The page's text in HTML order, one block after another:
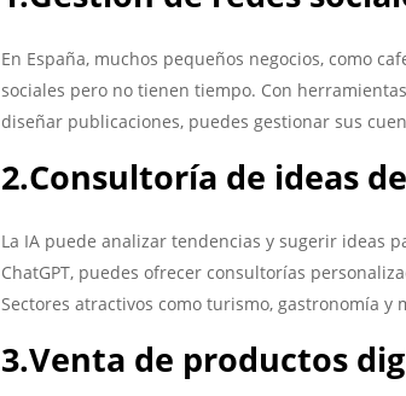
En España, muchos pequeños negocios, como
sociales pero no tienen tiempo. Con
diseñar publicaciones, puedes gestionar sus
2.Consultoría de ideas
La IA puede analizar tendencias y sugerir ideas
ChatGPT, puedes ofrecer consultorías
Sectores atractivos como turismo, gastronomía
3.Venta de productos